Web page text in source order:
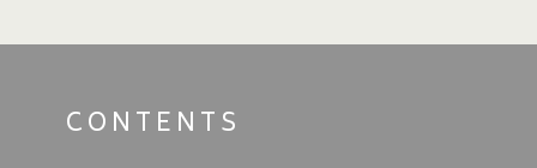
CONTENTS